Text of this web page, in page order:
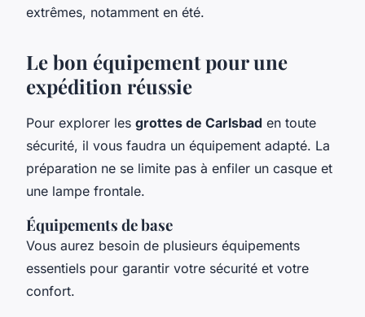
extrêmes, notamment en été.
Le bon équipement pour une
expédition réussie
Pour explorer les grottes de Carlsbad en toute
sécurité, il vous faudra un équipement adapté. La
préparation ne se limite pas à enfiler un casque et
une lampe frontale.
Équipements de base
Vous aurez besoin de plusieurs équipements
essentiels pour garantir votre sécurité et votre
confort.